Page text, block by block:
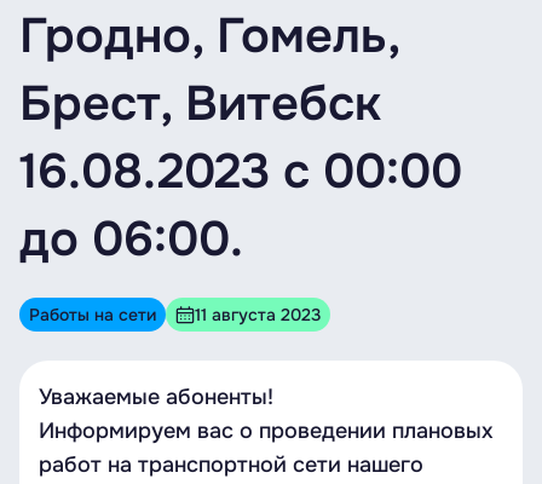
Гродно, Гомель,
Брест, Витебск
16.08.2023 с 00:00
до 06:00.
Работы на сети 11 августа 2023
Уважаемые абоненты!
Информируем вас о проведении плановых
работ на транспортной сети нашего